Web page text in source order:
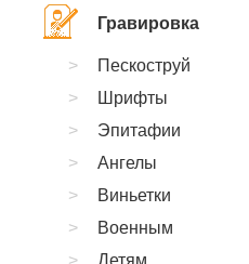
Гравировка
Пескоструй
Шрифты
Эпитафии
Ангелы
Виньетки
Военным
Детям